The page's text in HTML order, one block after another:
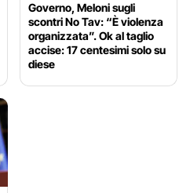
Governo, Meloni sugli
scontri No Tav: “È violenza
organizzata”. Ok al taglio
accise: 17 centesimi solo su
diese